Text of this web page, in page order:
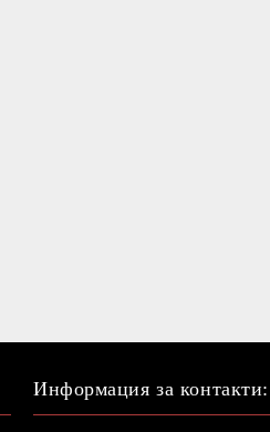
Информация за контакти: